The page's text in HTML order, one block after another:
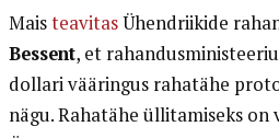
MaisteavitasÜhendriikide
Bessent, et
dollari vääringus rahatähe
nägu. Rahatähe üllitamiseks on